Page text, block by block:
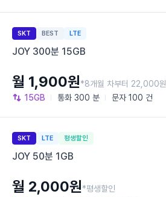
SKT BEST LTE
JOY 300분 15GB
15GB 통화 300 분 문자 100 건
월 1,900원*8개월 차부터 22,000원
SKT LTE 평생할인
JOY 50분 1GB
월 2,000원*평생할인